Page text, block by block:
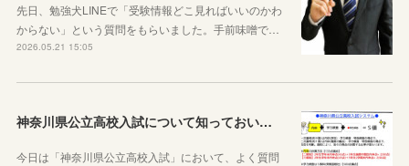
先日、勉強犬LINEで「受験情報どこ見ればいいのかわ
からない」という質問をもらいました。手前味噌で…
2026.05.21 15:05
神奈川県公立高校入試について知っておいた方がいい10のこと
今日は「神奈川県公立高校入試」において、よく質問